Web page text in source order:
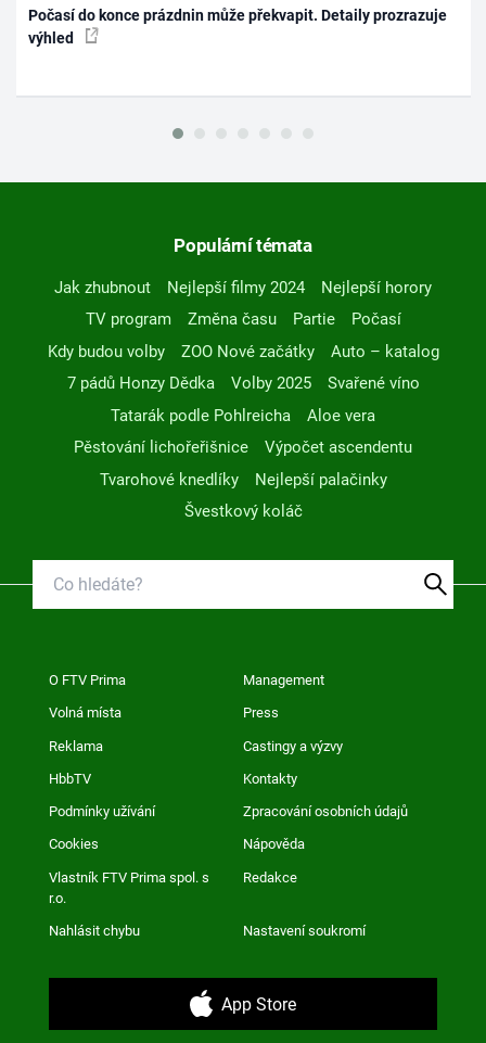
Počasí do konce prázdnin může překvapit. Detaily prozrazuje
výhled
Populární témata
Jak zhubnout Nejlepší filmy 2024
Nejlepší horory
TV program
Změna času Partie
Počasí
Kdy budou volby
ZOO Nové začátky
Auto – katalog
7 pádů Honzy Dědka
Volby 2025
Svařené víno
Tatarák podle Pohlreicha
Aloe vera
Pěstování lichořeřišnice
Výpočet ascendentu
Tvarohové knedlíky
Nejlepší palačinky
Švestkový koláč
O FTV Prima Management
Volná místa Press
Reklama Castingy a výzvy
HbbTV Kontakty
Podmínky užívání Zpracování osobních údajů
Cookies Nápověda
Vlastník FTV Prima spol. s
r.o.
Redakce
Nahlásit chybu Nastavení soukromí
App Store